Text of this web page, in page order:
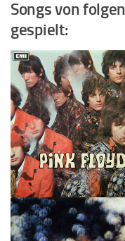
Songs von
gespielt: